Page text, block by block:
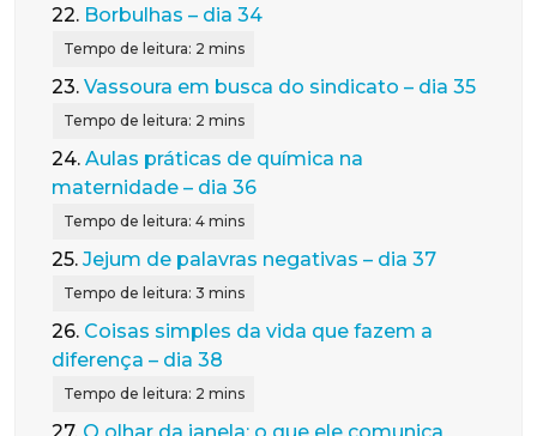
22. Borbulhas – dia 34
23. Vassoura em busca do sindicato – dia 35
24. Aulas práticas de química na
maternidade – dia 36
25. Jejum de palavras negativas – dia 37
26. Coisas simples da vida que fazem a
diferença – dia 38